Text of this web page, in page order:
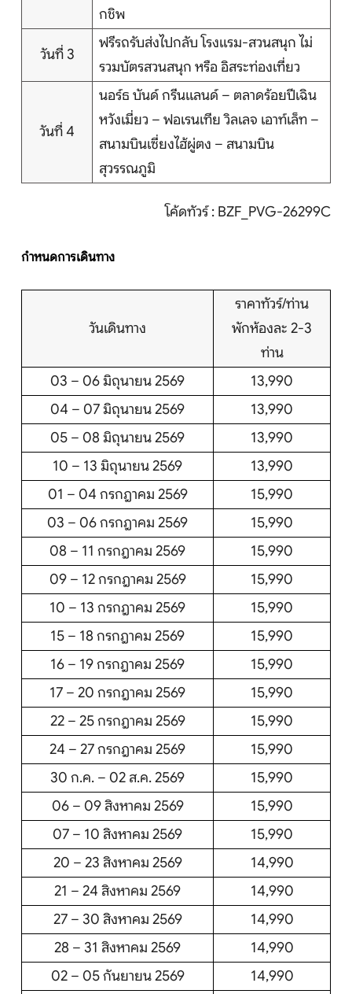
กชิพ
วันที่ 3
ฟรีรถรับส่งไปกลับ โรงแรม-สวนสนุก ไม่
รวมบัตรสวนสนุก หรือ อิสระท่องเที่ยว
วันที่ 4
นอร์ธ บันด์ กรีนแลนด์ – ตลาดร้อยปีเฉิน
หวังเมี่ยว – ฟอเรนเทีย วิลเลจ เอาท์เล็ท –
สนามบินเซี่ยงไฮ้ผู่ตง – สนามบิน
สุวรรณภูมิ
โค้ดทัวร์ : BZF_PVG-26299C
กำหนดการเดินทาง
วันเดินทาง
ราคาทัวร์/ท่าน
พักห้องละ 2-3
ท่าน
03 – 06 มิถุนายน 2569
13,990
04 – 07 มิถุนายน 2569
13,990
05 – 08 มิถุนายน 2569
13,990
10 – 13 มิถุนายน 2569
13,990
01 – 04 กรกฎาคม 2569
15,990
03 – 06 กรกฎาคม 2569
15,990
08 – 11 กรกฎาคม 2569
15,990
09 – 12 กรกฎาคม 2569
15,990
10 – 13 กรกฎาคม 2569
15,990
15 – 18 กรกฎาคม 2569
15,990
16 – 19 กรกฎาคม 2569
15,990
17 – 20 กรกฎาคม 2569
15,990
22 – 25 กรกฎาคม 2569
15,990
24 – 27 กรกฎาคม 2569
15,990
30 ก.ค. – 02 ส.ค. 2569
15,990
06 – 09 สิงหาคม 2569
15,990
07 – 10 สิงหาคม 2569
15,990
20 – 23 สิงหาคม 2569
14,990
21 – 24 สิงหาคม 2569
14,990
27 – 30 สิงหาคม 2569
14,990
28 – 31 สิงหาคม 2569
14,990
02 – 05 กันยายน 2569
14,990